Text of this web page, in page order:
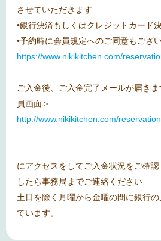
させていただきます
•銀行決済もしくはクレジットカード
•予約時に会員規定へのご同意もござ
https://www.nikikitchen.com/
ご入金後、ご入金完了メールが届き
員画面＞
http://www.nikikitchen.com/
にアクセスをしてご入金状況をご確
したら事務局までご連絡ください
土日を除く月曜から金曜の間に銀行
ています。